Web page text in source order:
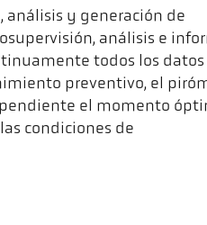
análisis y generación de
análisis e
todos los datos
preventivo, el
el momento
condiciones de